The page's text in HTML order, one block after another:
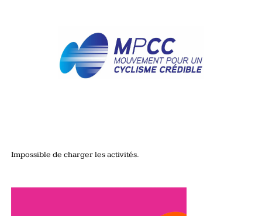
Impossible de charger les activités.